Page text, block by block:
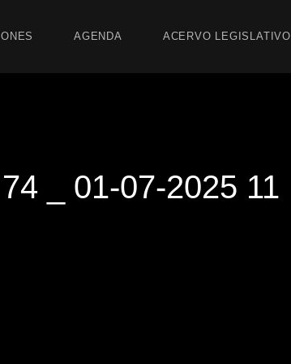
AGENDA ACERVO LEGISLATIVO
_ 01-07-2025 11